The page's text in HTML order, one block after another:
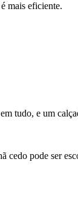
mais eficiente.
tudo, e um
cedo pode ser